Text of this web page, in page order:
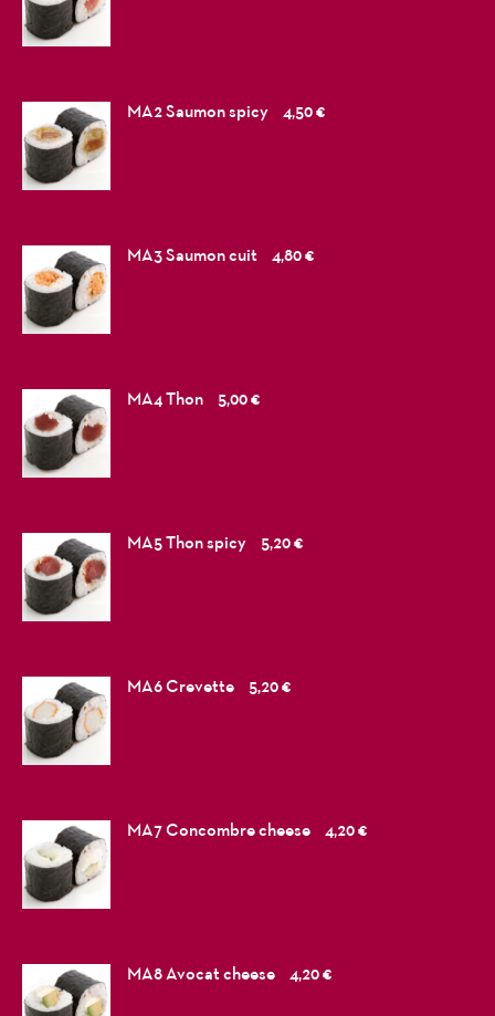
MA2 Saumon spicy 4,50 €
MA3 Saumon cuit 4,80 €
MA4 Thon 5,00 €
MA5 Thon spicy 5,20 €
MA6 Crevette 5,20 €
MA7 Concombre cheese 4,20 €
MA8 Avocat cheese 4,20 €